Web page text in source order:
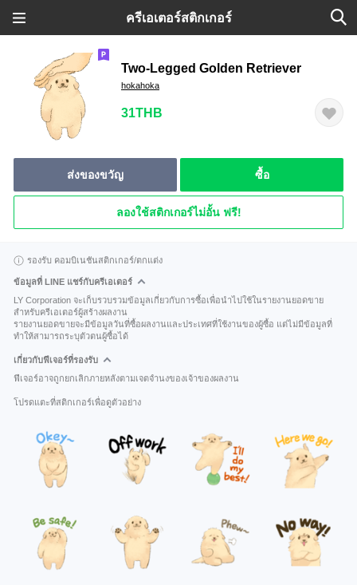
ครีเอเตอร์สติกเกอร์
Two-Legged Golden Retriever
hokahoka
31THB
ส่งของขวัญ ซื้อ
ลองใช้สติกเกอร์ไม่อั้น ฟรี!
รองรับ คอมบิเนชันสติกเกอร์/ตกแต่ง
ข้อมูลที่ LINE แชร์กับครีเอเตอร์
LY Corporation จะเก็บรวบรวมข้อมูลเกี่ยวกับการซื้อเพื่อนำไปใช้ในรายงานยอดขาย
สำหรับครีเอเตอร์ผู้สร้างผลงาน
รายงานยอดขายจะมีข้อมูลวันที่ซื้อผลงานและประเทศที่ใช้งานของผู้ซื้อ แต่ไม่มีข้อมูลที่
ทำให้สามารถระบุตัวตนผู้ซื้อได้
เกี่ยวกับฟีเจอร์ที่รองรับ
ฟีเจอร์อาจถูกยกเลิกภายหลังตามเจตจำนงของเจ้าของผลงาน
โปรดแตะที่สติกเกอร์เพื่อดูตัวอย่าง